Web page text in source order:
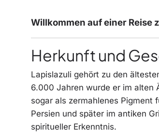
Willkommen auf einer Reise
Herkunft und
Lapislazuli gehört zu den
6.000 Jahren wurde er im alten
sogar als zermahlenes Pigment
Persien und später im antiken
spiritueller Erkenntnis.